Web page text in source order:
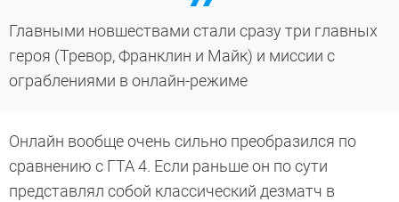
Главными новшествами стали сразу три главных
героя (Тревор, Франклин и Майк) и миссии с
ограблениями в онлайн-режиме
Онлайн вообще очень сильно преобразился по
сравнению с ГТА 4. Если раньше он по сути
представлял собой классический дезматч в